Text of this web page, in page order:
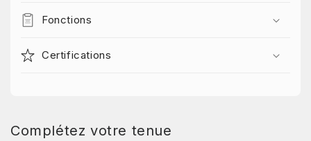
Fonctions
Certifications
Complétez votre tenue